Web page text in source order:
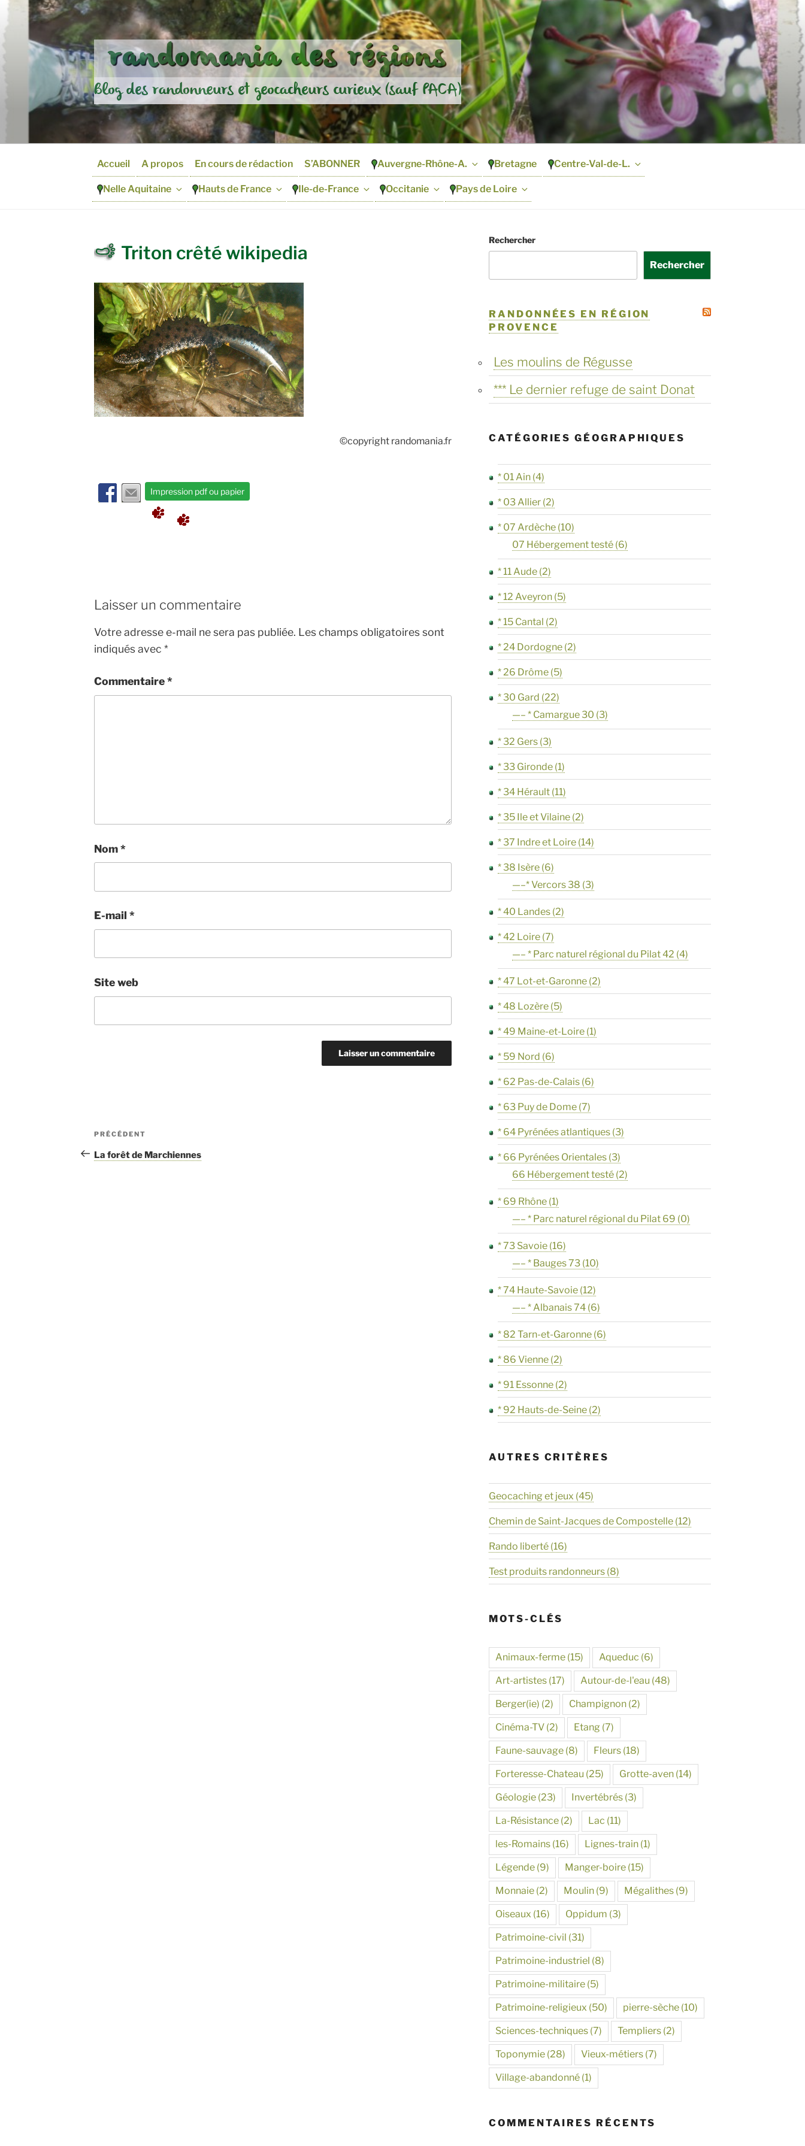
au
contenu
principal
randomania des régions
Blog des randonneurs et geocacheurs curieux (sauf PACA)
Accueil A propos En cours de rédaction S’ABONNER Auvergne-Rhône-A. Bretagne Centre-Val-de-L.
Nelle Aquitaine Hauts de France Ile-de-France Occitanie Pays de Loire
Triton crêté wikipedia
©copyright randomania.fr
Impression pdf ou papier
Laisser un commentaire
Votre adresse e-mail ne sera pas publiée. Les champs obligatoires sont
indiqués avec*
Commentaire*
Nom*
E-mail*
Site web
Navigation
de
Article
précédent
PRÉCÉDENT
La forêt de Marchiennes
Rechercher
Rechercher
RANDONNÉES EN RÉGION
PROVENCE
Les moulins de Régusse
*** Le dernier refuge de saint Donat
CATÉGORIES GÉOGRAPHIQUES
* 01 Ain (4)
* 03 Allier (2)
* 07 Ardèche (10)
07 Hébergement testé (6)
* 11 Aude (2)
* 12 Aveyron (5)
* 15 Cantal (2)
* 24 Dordogne (2)
* 26 Drôme (5)
* 30 Gard (22)
—– * Camargue 30 (3)
* 32 Gers (3)
* 33 Gironde (1)
* 34 Hérault (11)
* 35 Ile et Vilaine (2)
* 37 Indre et Loire (14)
* 38 Isère (6)
—–* Vercors 38 (3)
* 40 Landes (2)
* 42 Loire (7)
—– * Parc naturel régional du Pilat 42 (4)
* 47 Lot-et-Garonne (2)
* 48 Lozère (5)
* 49 Maine-et-Loire (1)
* 59 Nord (6)
* 62 Pas-de-Calais (6)
* 63 Puy de Dome (7)
* 64 Pyrénées atlantiques (3)
* 66 Pyrénées Orientales (3)
66 Hébergement testé (2)
* 69 Rhône (1)
—– * Parc naturel régional du Pilat 69 (0)
* 73 Savoie (16)
—– * Bauges 73 (10)
* 74 Haute-Savoie (12)
—– * Albanais 74 (6)
* 82 Tarn-et-Garonne (6)
* 86 Vienne (2)
* 91 Essonne (2)
* 92 Hauts-de-Seine (2)
AUTRES CRITÈRES
Geocaching et jeux (45)
Chemin de Saint-Jacques de Compostelle (12)
Rando liberté (16)
Test produits randonneurs (8)
MOTS-CLÉS
Animaux-ferme (15) Aqueduc (6)
Art-artistes (17) Autour-de-l'eau (48)
Berger(ie) (2) Champignon (2)
Cinéma-TV (2) Etang (7)
Faune-sauvage (8) Fleurs (18)
Forteresse-Chateau (25) Grotte-aven (14)
Géologie (23) Invertébrés (3)
La-Résistance (2) Lac (11)
les-Romains (16) Lignes-train (1)
Légende (9) Manger-boire (15)
Monnaie (2) Moulin (9) Mégalithes (9)
Oiseaux (16) Oppidum (3)
Patrimoine-civil (31)
Patrimoine-industriel (8)
Patrimoine-militaire (5)
Patrimoine-religieux (50) pierre-sèche (10)
Sciences-techniques (7) Templiers (2)
Toponymie (28) Vieux-métiers (7)
Village-abandonné (1)
COMMENTAIRES RÉCENTS